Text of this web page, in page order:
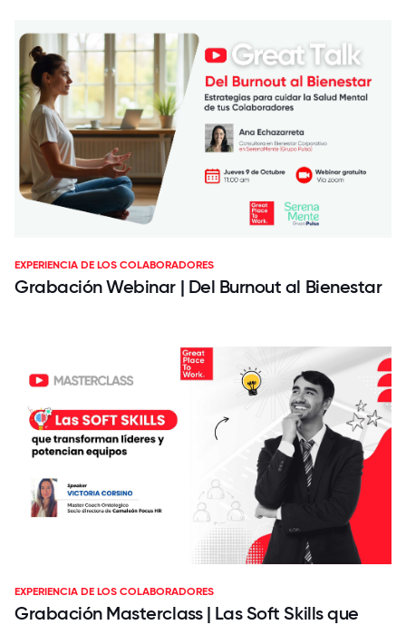
EXPERIENCIA DE LOS COLABORADORES
Grabación Webinar | Del Burnout al Bienestar
EXPERIENCIA DE LOS COLABORADORES
Grabación Masterclass | Las Soft Skills que